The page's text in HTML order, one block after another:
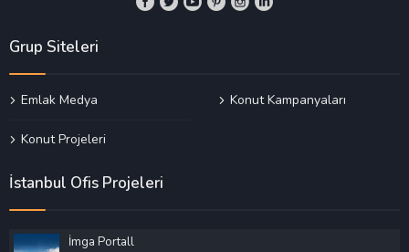
Grup Siteleri
Emlak Medya Konut Kampanyaları
Konut Projeleri
İstanbul Ofis Projeleri
İmga Portall